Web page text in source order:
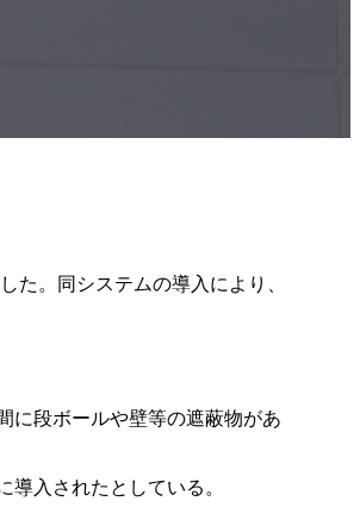
た。同システムの導入により、
に段ボールや壁等の遮蔽物があ
入されたとしている。